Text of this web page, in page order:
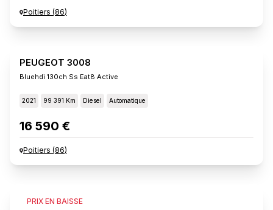
Poitiers (86)
PEUGEOT 3008
Bluehdi 130ch Ss Eat8 Active
2021 99 391 Km Diesel Automatique
16 590 €
Poitiers (86)
PRIX EN BAISSE
FIAT SCUDO